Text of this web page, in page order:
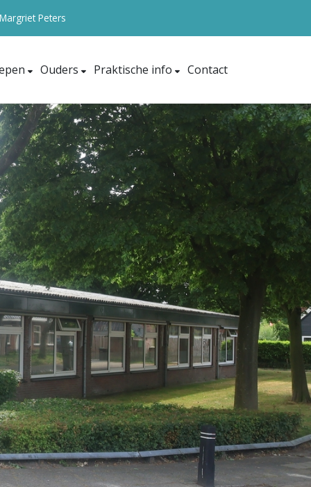
Peters
Ouders Praktische info Contact